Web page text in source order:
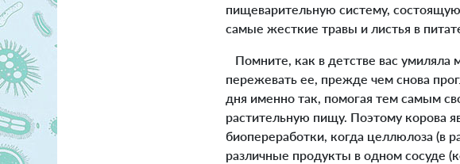
пищеварительную систему,
самые жесткие травы и листья в
Помните, как в детстве вас
пережевать ее, прежде чем снова
дня именно так, помогая тем самым
растительную пищу. Поэтому корова
биопереработки, когда целлюлоза (в
различные продукты в одном сосуде